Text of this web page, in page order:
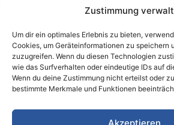
Zustimmung
Um dir ein optimales Erlebnis zu bieten,
Cookies, um Geräteinformationen zu speichern
zuzugreifen. Wenn du diesen Technologien
wie das Surfverhalten oder eindeutige IDs auf
Wenn du deine Zustimmung nicht erteilst oder
bestimmte Merkmale und Funktionen
Akzeptieren
Facebook
Instagram
BELIEBTE
Berichte & Analysen Business